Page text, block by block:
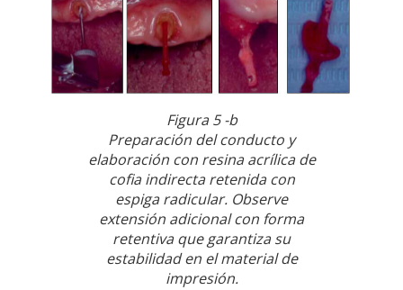
Figura 5 -b
Preparación del conducto y
elaboración con resina acrílica de
cofia indirecta retenida con
espiga radicular. Observe
extensión adicional con forma
retentiva que garantiza su
estabilidad en el material de
impresión.